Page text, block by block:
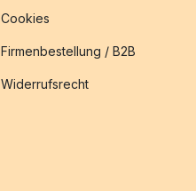
Cookies
Firmenbestellung / B2B
Widerrufsrecht